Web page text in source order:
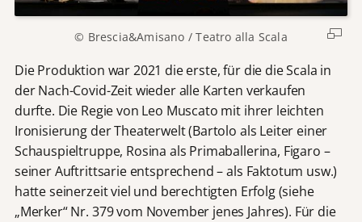
© Brescia&Amisano / Teatro alla Scala
Die Produktion war 2021 die erste, für die die Scala in
der Nach-Covid-Zeit wieder alle Karten verkaufen
durfte. Die Regie von Leo Muscato mit ihrer leichten
Ironisierung der Theaterwelt (Bartolo als Leiter einer
Schauspieltruppe, Rosina als Primaballerina, Figaro –
seiner Auftrittsarie entsprechend – als Faktotum usw.)
hatte seinerzeit viel und berechtigten Erfolg (siehe
„Merker“ Nr. 379 vom November jenes Jahres). Für die